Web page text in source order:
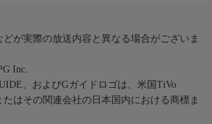
が実際の放送内容と異なる場合がございま
Inc.
、およびGガイドロゴは、米国TiVo
たはその関連会社の日本国内における商標ま